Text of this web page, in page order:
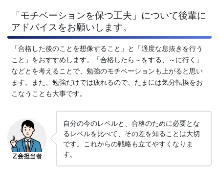
提
し
ま
す。
「モチベーションを保つ工夫」について後輩に
アドバイスをお願いします。
「合格した後のことを想像すること」と「適度な息抜きを行う
こと」をおすすめします。「合格したら～をする、～に行く」
などとを考えることで、勉強のモチベーションも上がると思い
ます。また、勉強だけでは疲れるので、たまには気分転換をお
こなうことも大事です。
自分の今のレベルと、合格のために必要とな
るレベルを比べて、その差を知ることは大切
です。これからの戦略も立てやすくなりま
す。